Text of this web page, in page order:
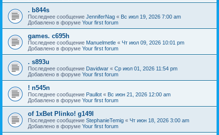
. b844s
Последнее сообщение JenniferNag « Вс июл 19, 2026 7:00 am
Добавлено в форуме Your first forum
games. c695h
Последнее сообщение Manuelmetle « Чт июл 09, 2026 10:01 pm
Добавлено в форуме Your first forum
. s893u
Последнее сообщение Davidwar « Ср июл 01, 2026 11:54 pm
Добавлено в форуме Your first forum
! n545n
Последнее сообщение Paullot « Вс июн 21, 2026 12:00 am
Добавлено в форуме Your first forum
of 1xBet Plinko! g149l
Последнее сообщение StephanieTemig « Чт июн 18, 2026 3:00 am
Добавлено в форуме Your first forum